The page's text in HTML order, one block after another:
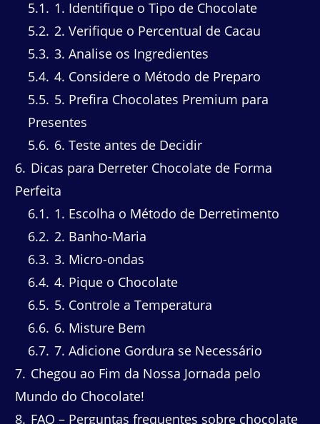
5.1
1. Identifique o Tipo de Chocolate
5.2 2. Verifique o Percentual de Cacau
5.3 3. Analise os Ingredientes
5.4 4. Considere o Método de Preparo
5.5 5. Prefira Chocolates Premium para
Presentes
5.6 6. Teste antes de Decidir
6 Dicas para Derreter Chocolate de Forma
Perfeita
6.1
1. Escolha o Método de Derretimento
6.2 2. Banho-Maria
6.3 3. Micro-ondas
6.4 4. Pique o Chocolate
6.5 5. Controle a Temperatura
6.6 6. Misture Bem
6.7 7. Adicione Gordura se Necessário
7 Chegou ao Fim da Nossa Jornada pelo
Mundo do Chocolate!
8 FAQ – Perguntas frequentes sobre chocolate